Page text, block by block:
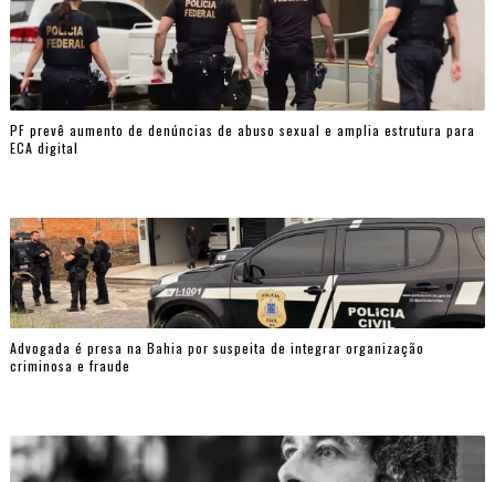
PF prevê aumento de denúncias de abuso sexual e amplia estrutura para
ECA digital
Advogada é presa na Bahia por suspeita de integrar organização
criminosa e fraude